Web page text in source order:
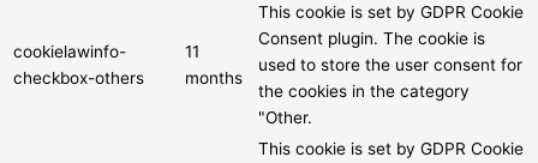
cookielawinfo-
checkbox-others
11
months
This cookie is set by GDPR Cookie
Consent plugin. The cookie is
used to store the user consent for
the cookies in the category
"Other.
This cookie is set by GDPR Cookie